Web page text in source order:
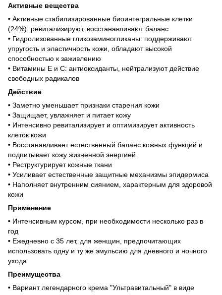
Активные вещества
• Активные стабилизированные биоинтегральные клетки
(24%): ревитализируют, восстанавливают баланс
• Гидролизованные гликозаминогликаны: поддерживают
упругость и эластичность кожи, обладают высокой
способностью к заживлению
• Витамины Е и С: антиоксиданты, нейтрализуют действие
свободных радикалов
Действие
• Заметно уменьшает признаки старения кожи
• Защищает, увлажняет и питает кожу
• Интенсивно ревитализирует и оптимизирует активность
клеток кожи
• Восстанавливает естественный баланс кожных функций и
подпитывает кожу жизненной энергией
• Реструктурирует кожные ткани
• Усиливает естественные защитные механизмы эпидермиса
• Наполняет внутренним сиянием, характерным для здоровой
кожи
Применение
• Интенсивным курсом, при необходимости несколько раз в
год
• Ежедневно с 35 лет, для женщин, предпочитающих
использовать одну и ту же эмульсию для дневного и ночного
ухода
Преимущества
• Вариант легендарного крема "Ультравитальный" в виде